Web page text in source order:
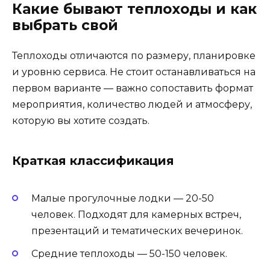
Какие бывают теплоходы и как
выбрать свой
Теплоходы отличаются по размеру, планировке
и уровню сервиса. Не стоит останавливаться на
первом варианте — важно сопоставить формат
мероприятия, количество людей и атмосферу,
которую вы хотите создать.
Краткая классификация
Малые прогулочные лодки — 20-50
человек. Подходят для камерных встреч,
презентаций и тематических вечеринок.
Средние теплоходы — 50-150 человек.